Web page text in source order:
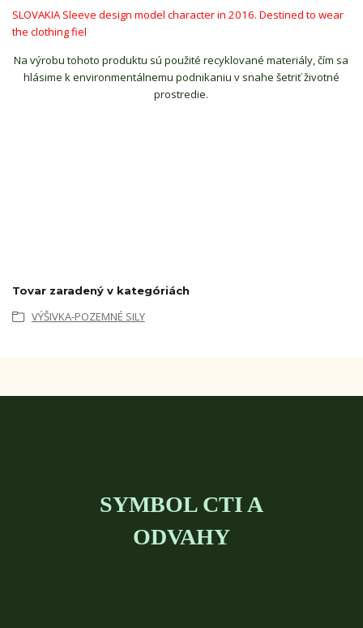
SLOVAKIA Sleeve design model character in 2016. Destined to wear
the clothing fiel
Na výrobu tohoto produktu sú použité recyklované materiály, čím sa
hlásime k environmentálnemu podnikaniu v snahe šetriť životné
prostredie.
Tovar zaradený v kategóriách
VÝŠIVKA-POZEMNÉ SILY
SYMBOL CTI A
ODVAHY